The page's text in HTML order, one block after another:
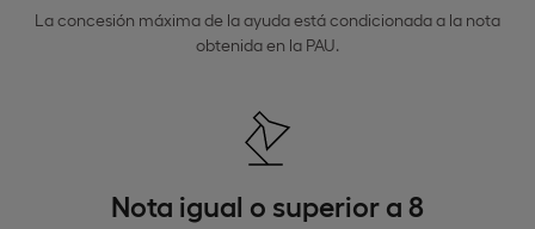
La concesión máxima de la ayuda está condicionada a la nota
obtenida en la PAU.
Nota igual o superior a 8